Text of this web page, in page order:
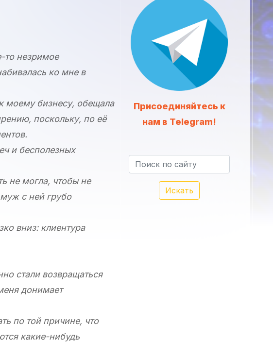
то незримое
ко мне в
моему бизнесу, обещала
поскольку, по её
и бесполезных
не могла, чтобы не
с ней грубо
вниз: клиентура
стали возвращаться
донимает
по той причине, что
какие-нибудь
Присоединяйтесь к
нам в Telegram!
Искать